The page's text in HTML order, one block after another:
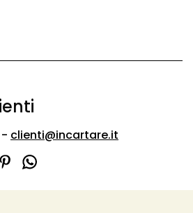
- clienti@incartare.it